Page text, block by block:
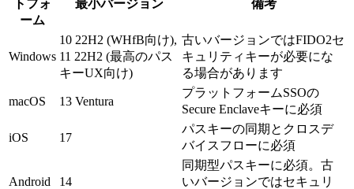
トフォ
ーム
最小バージョン 備考
Windows
10 22H2 (WHfB向け),
11 22H2 (最高のパス
キーUX向け)
古いバージョンではFIDO2セ
キュリティキーが必要にな
る場合があります
macOS 13 Ventura
プラットフォームSSOの
Secure Enclaveキーに必須
iOS 17
パスキーの同期とクロスデ
バイスフローに必須
Android 14
同期型パスキーに必須。古
いバージョンではセキュリ